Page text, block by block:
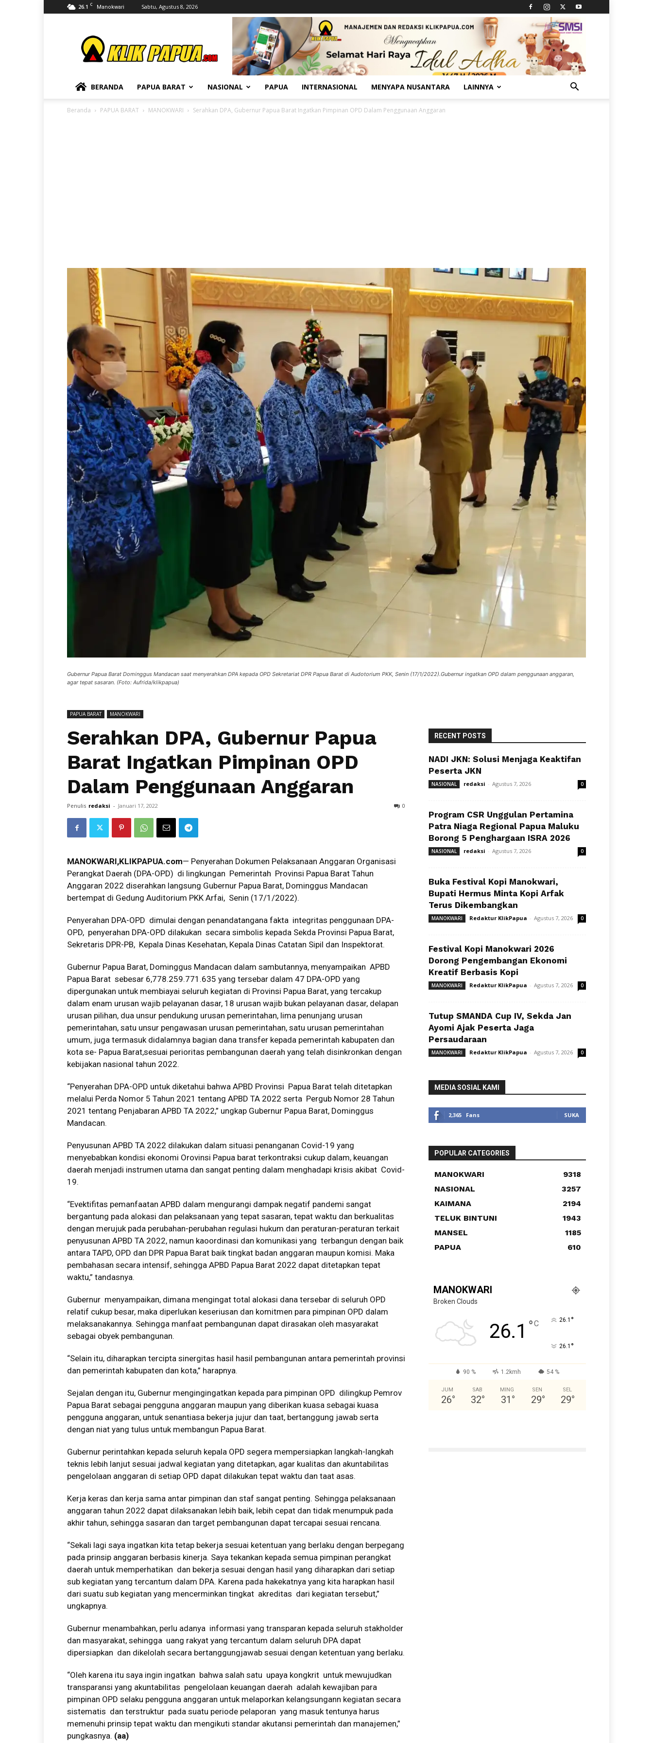
26.1 C Manokwari Sabtu, Agustus 8, 2026
BERANDA PAPUA BARAT NASIONAL PAPUA INTERNASIONAL MENYAPA NUSANTARA LAINNYA
Beranda PAPUA BARAT MANOKWARI Serahkan DPA, Gubernur Papua Barat Ingatkan Pimpinan OPD Dalam Penggunaan Anggaran
Gubernur Papua Barat Dominggus Mandacan saat menyerahkan DPA kepada OPD Sekretariat DPR Papua Barat di Audotorium PKK, Senin (17/1/2022).Gubernur ingatkan OPD dalam penggunaan anggaran,
agar tepat sasaran. (Foto: Aufrida/klikpapua)
PAPUA BARAT MANOKWARI
Serahkan DPA, Gubernur Papua
Barat Ingatkan Pimpinan OPD
Dalam Penggunaan Anggaran
Penulis redaksi - Januari 17, 2022 0
MANOKWARI,KLIKPAPUA.com— Penyerahan Dokumen Pelaksanaan Anggaran Organisasi
Perangkat Daerah (DPA-OPD) di lingkungan Pemerintah Provinsi Papua Barat Tahun
Anggaran 2022 diserahkan langsung Gubernur Papua Barat, Dominggus Mandacan
bertempat di Gedung Auditorium PKK Arfai, Senin (17/1/2022).
Penyerahan DPA-OPD dimulai dengan penandatangana fakta integritas penggunaan DPA-
OPD, penyerahan DPA-OPD dilakukan secara simbolis kepada Sekda Provinsi Papua Barat,
Sekretaris DPR-PB, Kepala Dinas Kesehatan, Kepala Dinas Catatan Sipil dan Inspektorat.
Gubernur Papua Barat, Dominggus Mandacan dalam sambutannya, menyampaikan APBD
Papua Barat sebesar 6,778.259.771.635 yang tersebar dalam 47 DPA-OPD yang
dipergunakan untuk membiayai seluruh kegiatan di Provinsi Papua Barat, yang tercakup
dalam enam urusan wajib pelayanan dasar, 18 urusan wajib bukan pelayanan dasar, delapan
urusan pilihan, dua unsur pendukung urusan pemerintahan, lima penunjang urusan
pemerintahan, satu unsur pengawasan urusan pemerintahan, satu urusan pemerintahan
umum, juga termasuk didalamnya bagian dana transfer kepada pemerintah kabupaten dan
kota se- Papua Barat,sesuai perioritas pembangunan daerah yang telah disinkronkan dengan
kebijakan nasional tahun 2022.
“Penyerahan DPA-OPD untuk diketahui bahwa APBD Provinsi Papua Barat telah ditetapkan
melalui Perda Nomor 5 Tahun 2021 tentang APBD TA 2022 serta Pergub Nomor 28 Tahun
2021 tentang Penjabaran APBD TA 2022,” ungkap Gubernur Papua Barat, Dominggus
Mandacan.
Penyusunan APBD TA 2022 dilakukan dalam situasi penanganan Covid-19 yang
menyebabkan kondisi ekonomi Orovinsi Papua barat terkontraksi cukup dalam, keuangan
daerah menjadi instrumen utama dan sangat penting dalam menghadapi krisis akibat Covid-
19.
“Evektifitas pemanfaatan APBD dalam mengurangi dampak negatif pandemi sangat
bergantung pada alokasi dan pelaksanaan yang tepat sasaran, tepat waktu dan berkualitas
dengan merujuk pada perubahan-perubahan regulasi hukum dan peraturan-peraturan terkait
penyusunan APBD TA 2022, namun kaoordinasi dan komunikasi yang terbangun dengan baik
antara TAPD, OPD dan DPR Papua Barat baik tingkat badan anggaran maupun komisi. Maka
pembahasan secara intensif, sehingga APBD Papua Barat 2022 dapat ditetapkan tepat
waktu,” tandasnya.
Gubernur menyampaikan, dimana mengingat total alokasi dana tersebar di seluruh OPD
relatif cukup besar, maka diperlukan keseriusan dan komitmen para pimpinan OPD dalam
melaksanakannya. Sehingga manfaat pembangunan dapat dirasakan oleh masyarakat
sebagai obyek pembangunan.
“Selain itu, diharapkan tercipta sinergitas hasil hasil pembangunan antara pemerintah provinsi
dan pemerintah kabupaten dan kota,” harapnya.
Sejalan dengan itu, Gubernur mengingingatkan kepada para pimpinan OPD dilingkup Pemrov
Papua Barat sebagai pengguna anggaran maupun yang diberikan kuasa sebagai kuasa
pengguna anggaran, untuk senantiasa bekerja jujur dan taat, bertanggung jawab serta
dengan niat yang tulus untuk membangun Papua Barat.
Gubernur perintahkan kepada seluruh kepala OPD segera mempersiapkan langkah-langkah
teknis lebih lanjut sesuai jadwal kegiatan yang ditetapkan, agar kualitas dan akuntabilitas
pengelolaan anggaran di setiap OPD dapat dilakukan tepat waktu dan taat asas.
Kerja keras dan kerja sama antar pimpinan dan staf sangat penting. Sehingga pelaksanaan
anggaran tahun 2022 dapat dilaksanakan lebih baik, lebih cepat dan tidak menumpuk pada
akhir tahun, sehingga sasaran dan target pembangunan dapat tercapai sesuai rencana.
“Sekali lagi saya ingatkan kita tetap bekerja sesuai ketentuan yang berlaku dengan berpegang
pada prinsip anggaran berbasis kinerja. Saya tekankan kepada semua pimpinan perangkat
daerah untuk memperhatikan dan bekerja sesuai dengan hasil yang diharapkan dari setiap
sub kegiatan yang tercantum dalam DPA. Karena pada hakekatnya yang kita harapkan hasil
dari suatu sub kegiatan yang mencerminkan tingkat akreditas dari kegiatan tersebut,”
ungkapnya.
Gubernur menambahkan, perlu adanya informasi yang transparan kepada seluruh stakholder
dan masyarakat, sehingga uang rakyat yang tercantum dalam seluruh DPA dapat
dipersiapkan dan dikelolah secara bertanggungjawab sesuai dengan ketentuan yang berlaku.
“Oleh karena itu saya ingin ingatkan bahwa salah satu upaya kongkrit untuk mewujudkan
transparansi yang akuntabilitas pengelolaan keuangan daerah adalah kewajiban para
pimpinan OPD selaku pengguna anggaran untuk melaporkan kelangsungann kegiatan secara
sistematis dan terstruktur pada suatu periode pelaporan yang masuk tentunya harus
memenuhi prinsip tepat waktu dan mengikuti standar akutansi pemerintah dan manajemen,”
pungkasnya. (aa)
RECENT POSTS
NADI JKN: Solusi Menjaga Keaktifan
Peserta JKN
NASIONAL redaksi - Agustus 7, 2026 0
Program CSR Unggulan Pertamina
Patra Niaga Regional Papua Maluku
Borong 5 Penghargaan ISRA 2026
NASIONAL redaksi - Agustus 7, 2026 0
Buka Festival Kopi Manokwari,
Bupati Hermus Minta Kopi Arfak
Terus Dikembangkan
MANOKWARI Redaktur KlikPapua - Agustus 7, 2026 0
Festival Kopi Manokwari 2026
Dorong Pengembangan Ekonomi
Kreatif Berbasis Kopi
MANOKWARI Redaktur KlikPapua - Agustus 7, 2026 0
Tutup SMANDA Cup IV, Sekda Jan
Ayomi Ajak Peserta Jaga
Persaudaraan
MANOKWARI Redaktur KlikPapua - Agustus 7, 2026 0
MEDIA SOSIAL KAMI
2,365 Fans SUKA
POPULAR CATEGORIES
MANOKWARI
9318
NASIONAL
3257
KAIMANA
2194
TELUK BINTUNI
1943
MANSEL
1185
PAPUA
610
MANOKWARI
Broken Clouds
26.1 °C 26.1 °
26.1 °
90 % 1.2kmh 54 %
JUM
26°
SAB
32°
MING
31 °
SEN
29°
SEL
29°